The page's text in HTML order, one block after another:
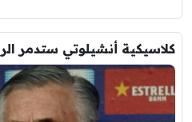
كلاسيكية أنشيلوتي ستدمر